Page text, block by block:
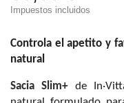
Impuestos incluidos
Controla el apetito y
natural
SaciaSlim+de